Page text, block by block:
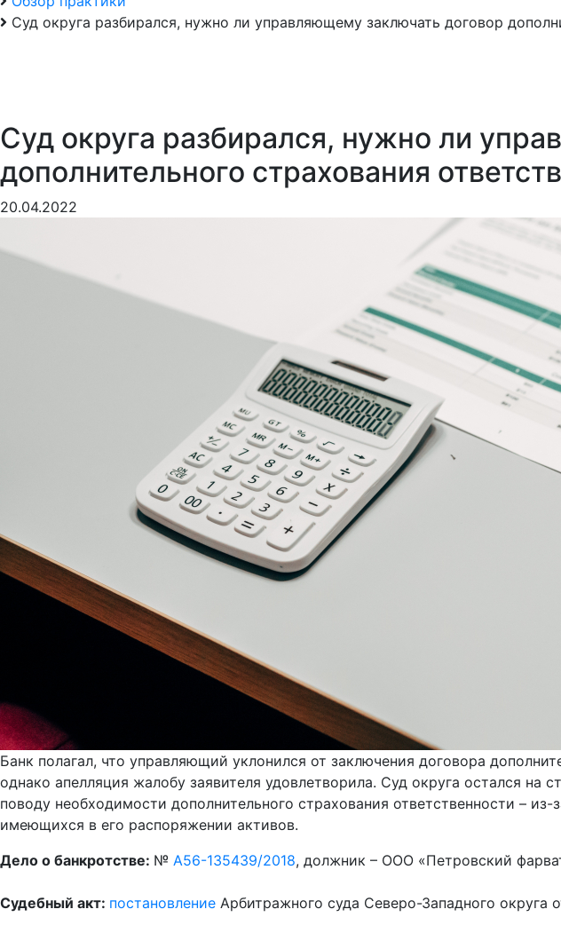
Суд округа разбирался, нужно ли управляющему заключать договор
Суд округа разбирался, нужно ли
дополнительного страхования
20.04.2022
Банк полагал, что управляющий уклонился от заключения договора
однако апелляция жалобу заявителя удовлетворила. Суд округа остался
поводу необходимости дополнительного страхования ответственности –
имеющихся в его распоряжении активов.
Дело о банкротстве: № А56-135439/2018, должник – ООО «Петровский
Судебный акт: постановление Арбитражного суда Северо-Западного округа